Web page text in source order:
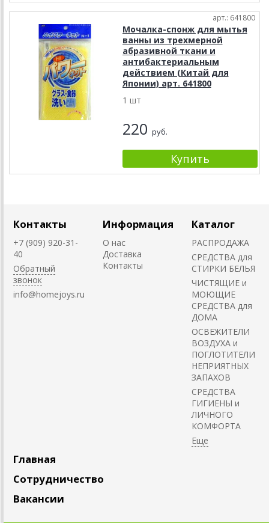
арт.: 641800
Мочалка-спонж для мытья
ванны из трехмерной
абразивной ткани и
антибактериальным
действием (Китай для
Японии) арт. 641800
1 шт
220 руб.
Контакты
+7 (909) 920-31-
40
Обратный
звонок
info@homejoys.ru
Информация
О нас
Доставка
Контакты
Каталог
РАСПРОДАЖА
СРЕДСТВА для
СТИРКИ БЕЛЬЯ
ЧИСТЯЩИЕ и
МОЮЩИЕ
СРЕДСТВА для
ДОМА
ОСВЕЖИТЕЛИ
ВОЗДУХА и
ПОГЛОТИТЕЛИ
НЕПРИЯТНЫХ
ЗАПАХОВ
СРЕДСТВА
ГИГИЕНЫ и
ЛИЧНОГО
КОМФОРТА
Главная
Сотрудничество
Вакансии